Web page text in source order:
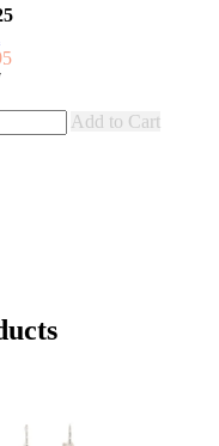
Add to Cart